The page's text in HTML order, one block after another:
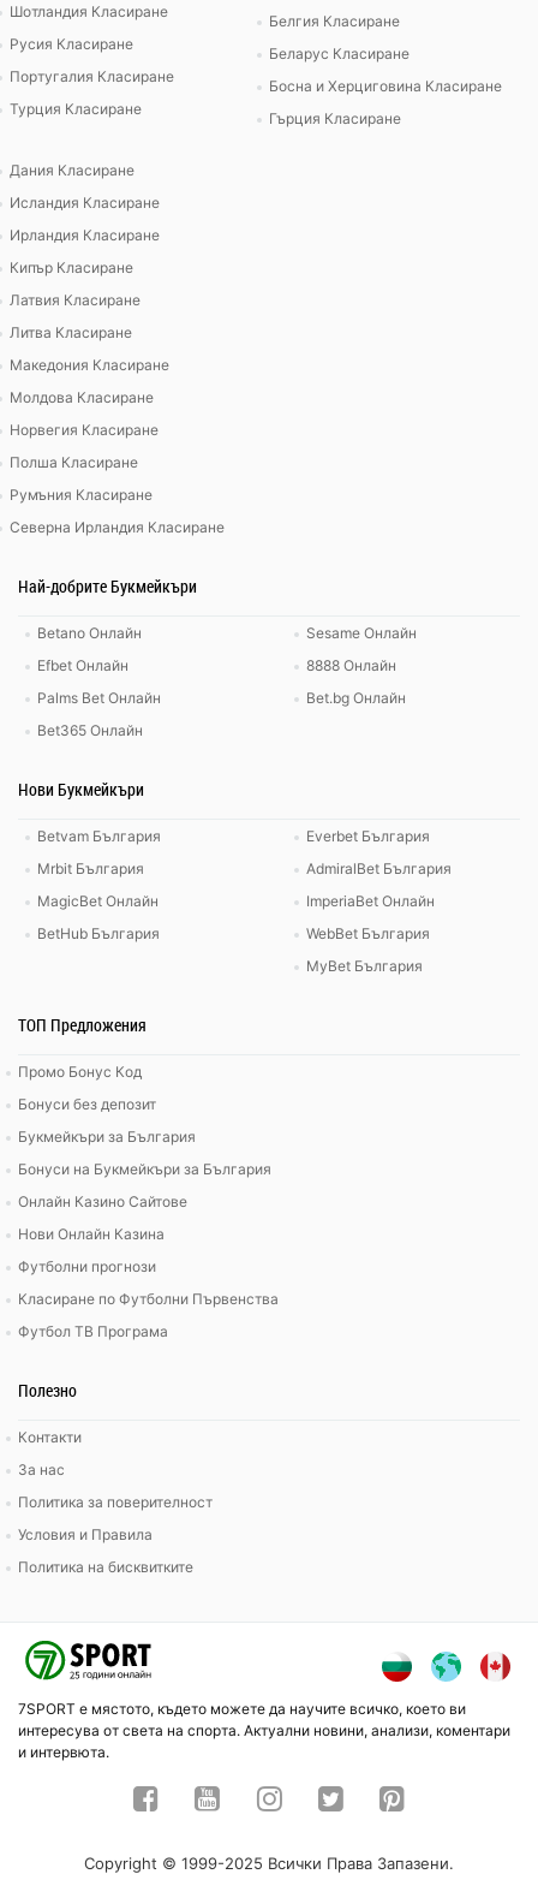
Шотландия Класиране
Русия Класиране
Португалия Класиране
Турция Класиране
Белгия Класиране
Беларус Класиране
Босна и Херциговина Класиране
Гърция Класиране
Дания Класиране
Исландия Класиране
Ирландия Класиране
Кипър Класиране
Латвия Класиране
Литва Класиране
Македония Класиране
Молдова Класиране
Норвегия Класиране
Полша Класиране
Румъния Класиране
Северна Ирландия Класиране
Най-добрите Букмейкъри
Betano Онлайн
Efbet Онлайн
Palms Bet Онлайн
Bet365 Онлайн
Sesame Онлайн
8888 Онлайн
Bet.bg Онлайн
Нови Букмейкъри
Betvam България
Mrbit България
MagicBet Онлайн
BetHub България
Everbet България
AdmiralBet България
ImperiaBet Онлайн
WebBet България
MyBet България
ТОП Предложения
Промо Бонус Код
Бонуси без депозит
Букмейкъри за България
Бонуси на Букмейкъри за България
Онлайн Казино Сайтове
Нови Онлайн Казина
Футболни прогнози
Класиране по Футболни Първенства
Футбол ТВ Програма
Полезно
Контакти
За нас
Политика за поверителност
Условия и Правила
Политика на бисквитките
7SPORT е мястото, където можете да научите всичко, което ви
интересува от света на спорта. Актуални новини, анализи, коментари
и интервюта.
Copyright © 1999-2025 Всички Права Запазени.